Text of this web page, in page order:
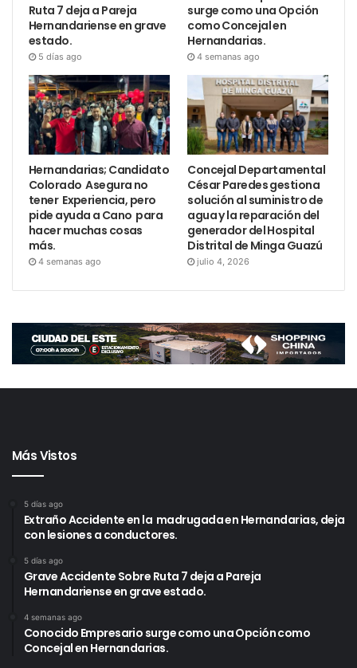
Ruta 7 deja a Pareja
Hernandariense en grave
estado.
5 días ago
surge como una Opción
como Concejal en
Hernandarias.
4 semanas ago
Hernandarias; Candidato
Colorado Asegura no
tener Experiencia, pero
pide ayuda a Cano para
hacer muchas cosas
más.
4 semanas ago
Concejal Departamental
César Paredes gestiona
solución al suministro de
agua y la reparación del
generador del Hospital
Distrital de Minga Guazú
julio 4, 2026
Más Vistos
5 días ago
Extraño Accidente en la madrugada en Hernandarias, deja
con lesiones a conductores.
5 días ago
Grave Accidente Sobre Ruta 7 deja a Pareja
Hernandariense en grave estado.
4 semanas ago
Conocido Empresario surge como una Opción como
Concejal en Hernandarias.